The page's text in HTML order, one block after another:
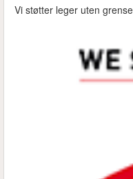
Vi støtter leger uten